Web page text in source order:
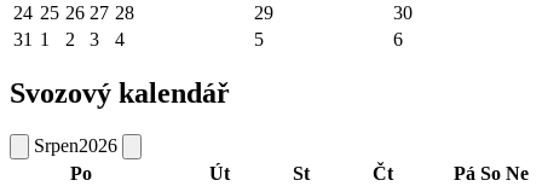
24 25 26 27 28 29
30
31 1 2 3 4 5 6
Svozový kalendář
Srpen2026
Po
Út St Čt Pá So Ne